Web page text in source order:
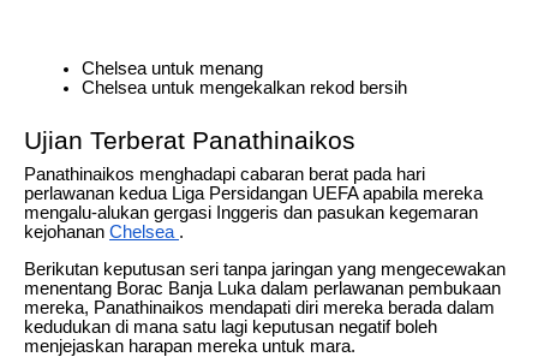
Chelsea untuk menang
Chelsea untuk mengekalkan rekod bersih
Ujian Terberat Panathinaikos
Panathinaikos menghadapi cabaran berat pada hari
perlawanan kedua Liga Persidangan UEFA apabila mereka
mengalu-alukan gergasi Inggeris dan pasukan kegemaran
kejohanan Chelsea .
Berikutan keputusan seri tanpa jaringan yang mengecewakan
menentang Borac Banja Luka dalam perlawanan pembukaan
mereka, Panathinaikos mendapati diri mereka berada dalam
kedudukan di mana satu lagi keputusan negatif boleh
menjejaskan harapan mereka untuk mara.